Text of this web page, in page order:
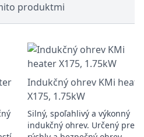
produktmi
Indukčný ohrev KMi
X175, 1.75kW
Silný, spoľahlivý a výkonný
indukčný ohrev. Určený pre